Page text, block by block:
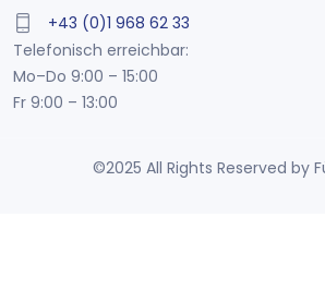
+43 (0)1 968 62 33
Telefonisch erreichbar:
Mo–Do 9:00 – 15:00
Fr 9:00 – 13:00
©2025 All Rights Reserved by